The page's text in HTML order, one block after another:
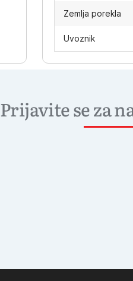
Zemlja porekla
Uvoznik
Prijavite se za